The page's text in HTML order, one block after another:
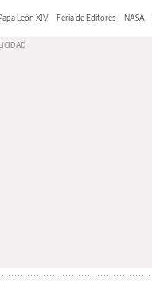
León XIV Feria de Editores NASA